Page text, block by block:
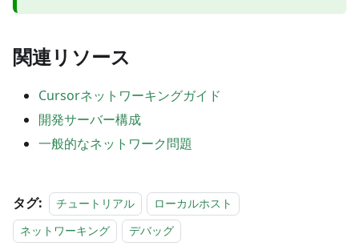
関連リソース
Cursorネットワーキングガイド
開発サーバー構成
一般的なネットワーク問題
タグ: チュートリアル
ローカルホスト
ネットワーキング
デバッグ